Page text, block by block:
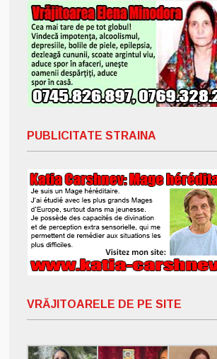
PUBLICITATE STRAINA
VRĂJITOARELE DE PE SITE